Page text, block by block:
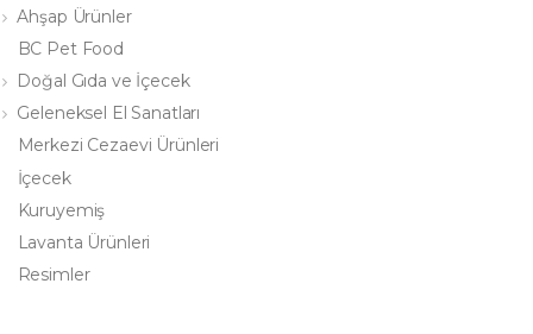
Ahşap Ürünler
BC Pet Food
Doğal Gıda ve İçecek
Geleneksel El Sanatları
Merkezi Cezaevi Ürünleri
İçecek
Kuruyemiş
Lavanta Ürünleri
Resimler